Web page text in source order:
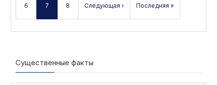
6 7 8 Следующая › Последняя »
Существенные факты